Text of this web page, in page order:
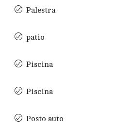
Palestra
patio
Piscina
Piscina
Posto auto